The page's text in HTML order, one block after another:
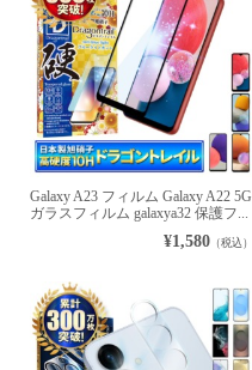
Galaxy A23 フィルム Galaxy A22 5G
ガラスフィルム galaxya32 保護フ...
¥1,580（税込）